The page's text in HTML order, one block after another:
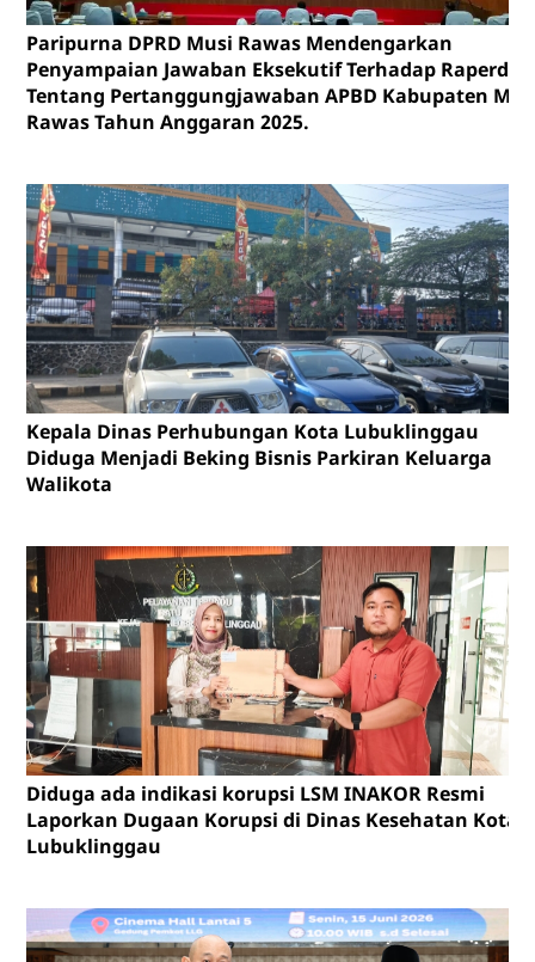
Paripurna DPRD Musi Rawas Mendengarkan
Penyampaian Jawaban Eksekutif Terhadap Raperda
Tentang Pertanggungjawaban APBD Kabupaten
Rawas Tahun Anggaran 2025.
Kepala Dinas Perhubungan Kota Lubuklinggau
Diduga Menjadi Beking Bisnis Parkiran Keluarga
Walikota
Diduga ada indikasi korupsi LSM INAKOR Resmi
Laporkan Dugaan Korupsi di Dinas Kesehatan Kota
Lubuklinggau